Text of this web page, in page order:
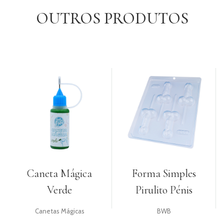
OUTROS PRODUTOS
Caneta Mágica
Verde
Canetas Mágicas
Forma Simples
Pirulito Pénis
BWB